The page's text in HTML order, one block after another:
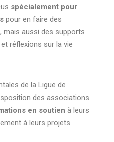
spécialement pour
pour en faire des
mais aussi des supports
réflexions sur la vie
de la Ligue de
des associations
en soutienà leurs
à leurs projets.